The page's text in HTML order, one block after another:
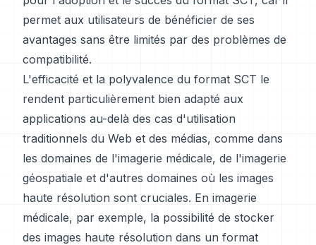
permet aux utilisateurs de bénéficier de ses
avantages sans être limités par des problèmes de
compatibilité.
L'efficacité et la polyvalence du format SCT le
rendent particulièrement bien adapté aux
applications au-delà des cas d'utilisation
traditionnels du Web et des médias, comme dans
les domaines de l'imagerie médicale, de l'imagerie
géospatiale et d'autres domaines où les images
haute résolution sont cruciales. En imagerie
médicale, par exemple, la possibilité de stocker
des images haute résolution dans un format